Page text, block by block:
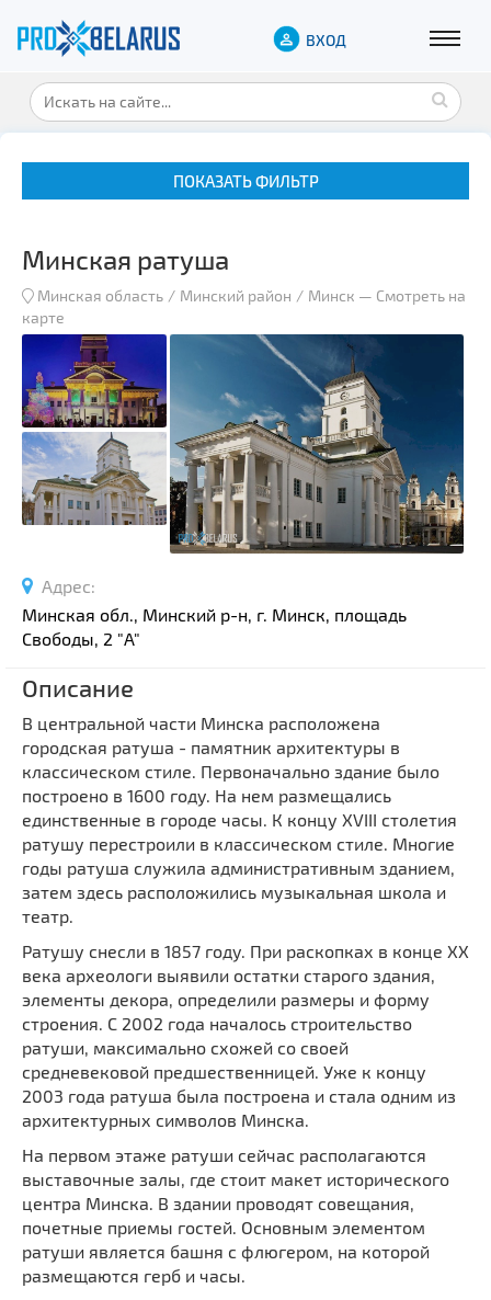
ВХОД
ПОКАЗАТЬ ФИЛЬТР
Музеи
Замки и дворцы
Военная история
Гражданская архитектура
Спортивные сооружения
Родовые усадьбы
Садово-парковая архитектура
Озера и водоемы
Памятники
Памятники археологии
Памятники геодезии
Памятники природы
Памятники известным людям
Церкви
Монастыри
Костелы
Мечети
Синагоги
Часовни
Кирхи
Кладбище
Культурные центры
Театры
Галереи
Концертные залы
Выберите область
Выберите район
Выберите населенный пункт
Выберите направление
Минская ратуша
Минская область Минский район Минск — Смотреть на
карте
Адрес:
Минская обл., Минский р-н, г. Минск, площадь
Свободы, 2 "A"
Описание
В центральной части Минска расположена
городская ратуша - памятник архитектуры в
классическом стиле. Первоначально здание было
построено в 1600 году. На нем размещались
единственные в городе часы. К концу XVIII столетия
ратушу перестроили в классическом стиле. Многие
годы ратуша служила административным зданием,
затем здесь расположились музыкальная школа и
театр.
Ратушу снесли в 1857 году. При раскопках в конце XX
века археологи выявили остатки старого здания,
элементы декора, определили размеры и форму
строения. С 2002 года началось строительство
ратуши, максимально схожей со своей
средневековой предшественницей. Уже к концу
2003 года ратуша была построена и стала одним из
архитектурных символов Минска.
На первом этаже ратуши сейчас располагаются
выставочные залы, где стоит макет исторического
центра Минска. В здании проводят совещания,
почетные приемы гостей. Основным элементом
ратуши является башня с флюгером, на которой
размещаются герб и часы.